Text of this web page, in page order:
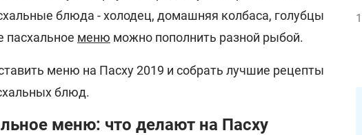
блюда - холодец, домашняя колбаса, голубцы
пасхальное меню можно пополнить разной рыбой.
меню на Пасху 2019 и собрать лучшие рецепты
блюд.
меню: что делают на Пасху